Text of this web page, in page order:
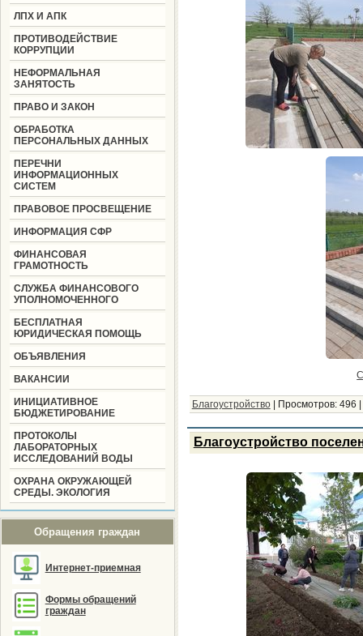
ЛПХ И АПК
ПРОТИВОДЕЙСТВИЕ
КОРРУПЦИИ
НЕФОРМАЛЬНАЯ
ЗАНЯТОСТЬ
ПРАВО И ЗАКОН
ОБРАБОТКА
ПЕРСОНАЛЬНЫХ ДАННЫХ
ПЕРЕЧНИ
ИНФОРМАЦИОННЫХ
СИСТЕМ
ПРАВОВОЕ ПРОСВЕЩЕНИЕ
ИНФОРМАЦИЯ СФР
ФИНАНСОВАЯ
ГРАМОТНОСТЬ
СЛУЖБА ФИНАНСОВОГО
УПОЛНОМОЧЕННОГО
БЕСПЛАТНАЯ
ЮРИДИЧЕСКАЯ ПОМОЩЬ
ОБЪЯВЛЕНИЯ
ВАКАНСИИ
ИНИЦИАТИВНОЕ
БЮДЖЕТИРОВАНИЕ
ПРОТОКОЛЫ
ЛАБОРАТОРНЫХ
ИССЛЕДОВАНИЙ ВОДЫ
ОХРАНА ОКРУЖАЮЩЕЙ
СРЕДЫ. ЭКОЛОГИЯ
Обращения граждан
Интернет-приемная
Формы обращений
граждан
Благоустройство| Просмотров: 496
Благоустройство